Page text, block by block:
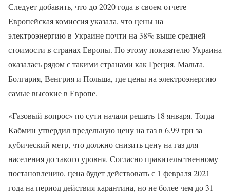
Следует добавить, что до 2020 года в своем отчете
Европейская комиссия указала, что цены на
электроэнергию в Украине почти на 38% выше средней
стоимости в странах Европы. По этому показателю Украина
оказалась рядом с такими странами как Греция, Мальта,
Болгария, Венгрия и Польша, где цены на электроэнергию
самые высокие в Европе.
«Газовый вопрос» по сути начали решать 18 января. Тогда
Кабмин утвердил предельную цену на газ в 6,99 грн за
кубический метр, что должно снизить цену на газ для
населения до такого уровня. Согласно правительственному
постановлению, цена будет действовать с 1 февраля 2021
года на период действия карантина, но не более чем до 31